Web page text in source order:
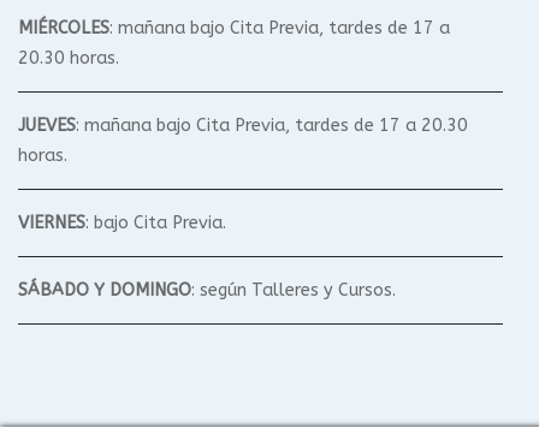
MIÉRCOLES: mañana bajo Cita Previa, tardes de 17 a
20.30 horas.
JUEVES: mañana bajo Cita Previa, tardes de 17 a 20.30
horas.
VIERNES: bajo Cita Previa.
SÁBADO Y DOMINGO: según Talleres y Cursos.